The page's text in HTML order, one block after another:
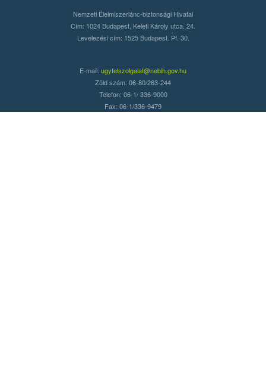
Nemzeti Élelmiszerlánc-biztonsági Hivatal
Cím: 1024 Budapest, Keleti Károly utca. 24.
Levelezési cím: 1525 Budapest. Pf. 30.
E-mail: ugyfelszolgalat@nebih.gov.hu
Zöld szám: 06-80/263-244
Telefon: 06-1/ 336-9000
Fax: 06-1/336-9479